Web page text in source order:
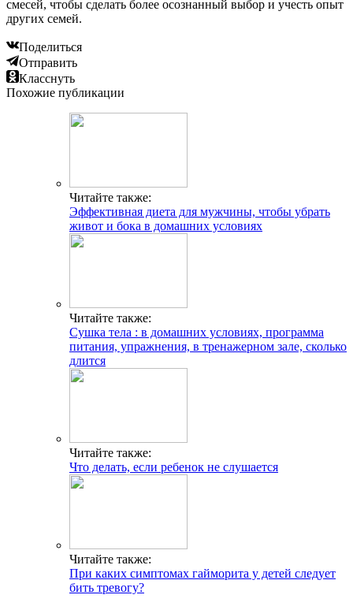
смесей, чтобы сделать более осознанный выбор и учесть опыт
других семей.
Поделиться
Отправить
Класснуть
Похожие публикации
Читайте также:
Эффективная диета для мужчины, чтобы убрать
живот и бока в домашних условиях
Читайте также:
Сушка тела : в домашних условиях, программа
питания, упражнения, в тренажерном зале, сколько
длится
Читайте также:
Что делать, если ребенок не слушается
Читайте также:
При каких симптомах гайморита у детей следует
бить тревогу?